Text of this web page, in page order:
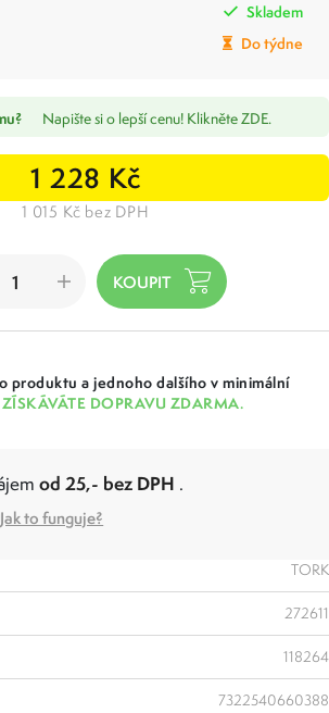
Skladem
Do týdne
Napište si o lepší cenu! Klikněte ZDE.
1 228 Kč
1 015 Kč bez DPH
produktu a jednoho dalšího v minimální
ZÍSKÁVÁTE DOPRAVU ZDARMA.
od 25,- bez DPH .
Jak to funguje?
TORK
272611
118264
7322540660388